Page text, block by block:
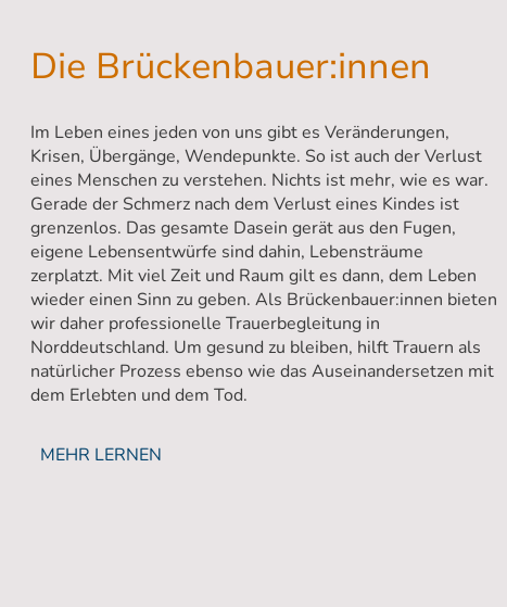
Die Brückenbauer:innen
Im Leben eines jeden von uns gibt es Veränderungen,
Krisen, Übergänge, Wendepunkte. So ist auch der Verlust
eines Menschen zu verstehen. Nichts ist mehr, wie es war.
Gerade der Schmerz nach dem Verlust eines Kindes ist
grenzenlos. Das gesamte Dasein gerät aus den Fugen,
eigene Lebensentwürfe sind dahin, Lebensträume
zerplatzt. Mit viel Zeit und Raum gilt es dann, dem Leben
wieder einen Sinn zu geben. Als Brückenbauer:innen bieten
wir daher professionelle Trauerbegleitung in
Norddeutschland. Um gesund zu bleiben, hilft Trauern als
natürlicher Prozess ebenso wie das Auseinandersetzen mit
dem Erlebten und dem Tod.
MEHR LERNEN